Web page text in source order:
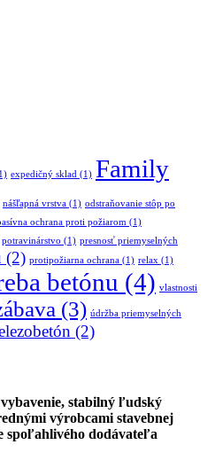
expedičný sklad (1) Family
nášľapná vrstva (1) odstraňovanie stôp po
ochrana proti požiarom (1)
potravinárstvo (1) presnosť priemyselných
(2) protipožiarna ochrana (1) relax (1)
betónu (4) vlastnosti
(3) údržba priemyselných
(2)
stabilný ľudský
výrobcami stavebnej
spoľahlivého dodávateľa